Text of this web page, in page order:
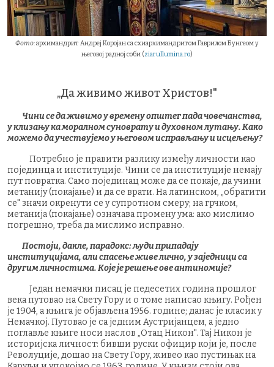
Фото: архимандрит Андреј Коројан са схиархимандритом Гаврилом Бунгеом у
његовој радној соби (ziarullumina.ro)
„Да живимо живот Христов!"
Чини се да живимо у времену општег пада човечанства,
у клизању ка моралном суноврату и духовном лутању. Како
можемо да учествујемо у његовом исправљању и исцељењу?
Потребно је правити разлику између личности као
појединца и институције. Чини се да институције немају
пут повратка. Само појединац може да се покаје, да учини
метанију (покајање) и да се врати. На латинском, „обратити
се" значи окренути се у супротном смеру; на грчком,
метанија (покајање) означава промену ума: ако мислимо
погрешно, треба да мислимо исправно.
Постоји, дакле, парадокс: људи припадају
институцијама, али спасење живе лично, у заједници са
другим личностима. Које је решење ове антиномије?
Један немачки писац је педесетих година прошлог
века путовао на Свету Гору и о томе написао књигу. Рођен
је 1904, а књига је објављена 1956. године; данас је класик у
Немачкој. Путовао је са једним Аустријанцем, а једно
поглавље књиге носи наслов „Отац Никон". Тај Никон је
историјска личност: бивши руски официр који је, после
Револуције, дошао на Свету Гору, живео као пустињак на